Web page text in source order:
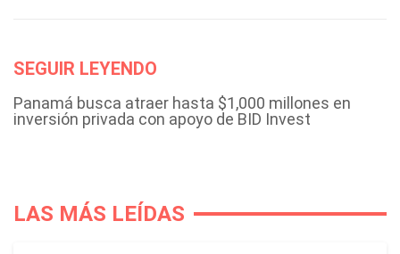
SEGUIR LEYENDO
Panamá busca atraer hasta $1,000 millones en
inversión privada con apoyo de BID Invest
LAS MÁS LEÍDAS